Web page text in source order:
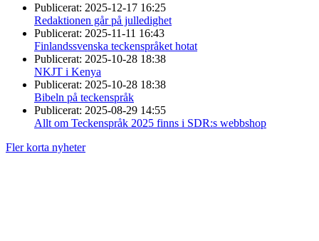
Publicerat: 2025-12-17 16:25
Redaktionen går på julledighet
Publicerat: 2025-11-11 16:43
Finlandssvenska teckenspråket hotat
Publicerat: 2025-10-28 18:38
NKJT i Kenya
Publicerat: 2025-10-28 18:38
Bibeln på teckenspråk
Publicerat: 2025-08-29 14:55
Allt om Teckenspråk 2025 finns i SDR:s webbshop
Fler korta nyheter